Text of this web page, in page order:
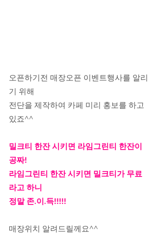
오픈하기전 매장오픈 이벤트행사를 알리
기 위해
전단을 제작하여 카페 미리 홍보를 하고
있죠^^
밀크티 한잔 시키면 라임그린티 한잔이
공짜!
라임그린티 한잔 시키면 밀크티가 무료
라고 하니
정말 존.이.득!!!!!
매장위치 알려드릴께요^^